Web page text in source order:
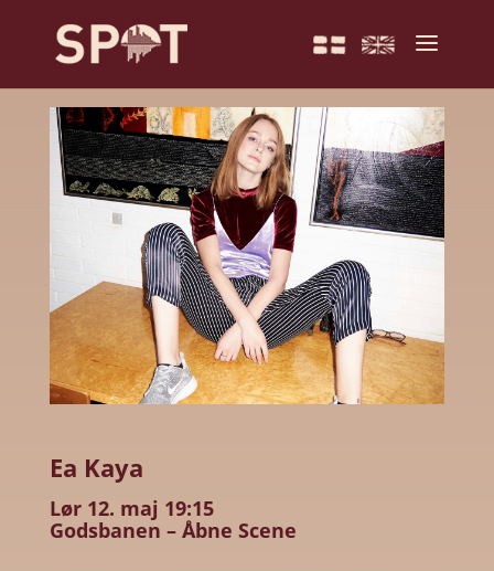
Ea Kaya
Lør 12. maj 19:15
Godsbanen – Åbne Scene